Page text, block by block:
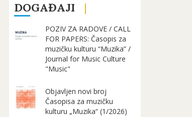
DOGAĐAJI
POZIV ZA RADOVE / CALL
FOR PAPERS: Časopis za
muzičku kulturu “Muzika” /
Journal for Music Culture
"Music"
Objavljen novi broj
Časopisa za muzičku
kulturu „Muzika“ (1/2026)